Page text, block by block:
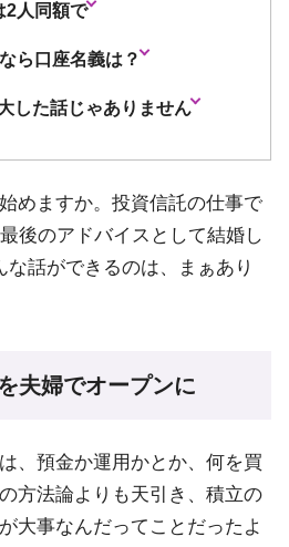
2人同額で
ら口座名義は？
た話じゃありません
めますか。投資信託の仕事で
後のアドバイスとして結婚し
話ができるのは、まぁあり
夫婦でオープンに
、預金か運用かとか、何を買
方法論よりも天引き、積立の
大事なんだってことだったよ